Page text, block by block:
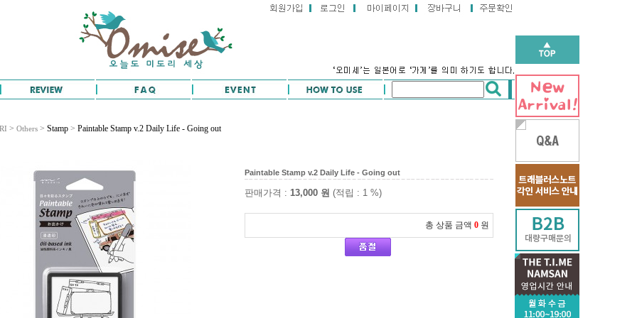
> Others > Stamp > Paintable Stamp v.2 Daily Life - Going out
Paintable Stamp v.2 Daily Life - Going out
판매가격 : 13,000 원 (적립 : 1 %)
총 상품 금액 0 원